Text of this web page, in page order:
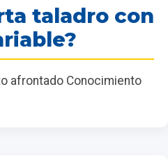
taladro con
afrontado Conocimiento